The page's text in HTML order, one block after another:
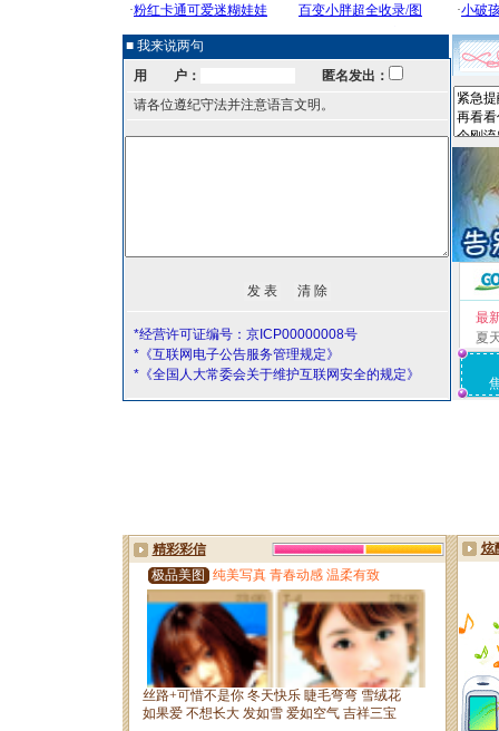
■ 我来说两句
用 户：
匿名发出：
请各位遵纪守法并注意语言文明。
*经营许可证编号：京ICP00000008号
*《互联网电子公告服务管理规定》
*《全国人大常委会关于维护互联网安全的规定》
最
夏